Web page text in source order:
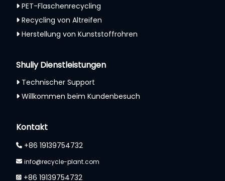
PET-Flaschenrecycling
Recycling von Altreifen
Herstellung von Kunststoffrohren
Shuliy Dienstleistungen
Technischer Support
Willkommen beim Kundenbesuch
Kontakt
+86 19139754732
info@recycle-plant.com
+86 19139754732